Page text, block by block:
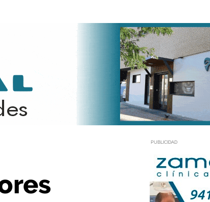
PUBLICIDAD